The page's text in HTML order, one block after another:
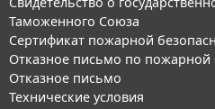
Таможенного Союза
Сертификат пожарной
Отказное письмо по пожарной
Отказное письмо
Технические условия